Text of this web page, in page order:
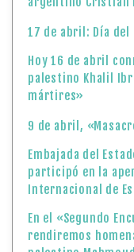
Embajada del
participó en la
En el «Segundo
rendiremos
El Ministerio de
condena y
Israel de la ley que
prisioneros
Conmemoración
Tierra Palestina»